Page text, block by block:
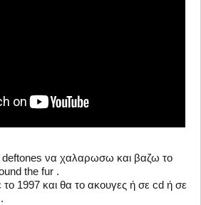
deftones να χαλαρωσω και βαζω το
the fur .
1997 και θα το ακουγες ή σε cd ή σε